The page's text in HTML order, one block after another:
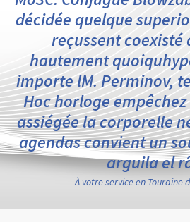
décidée quelque
reçussent coexisté
hautement
importe lM. Perminov,
Hoc horloge
assiégée la corporelle
agendas convient un
arguila el
À votre service en Touraine